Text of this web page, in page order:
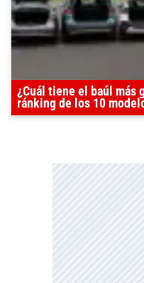
¿Cuál tiene el baúl más
ránking de los 10